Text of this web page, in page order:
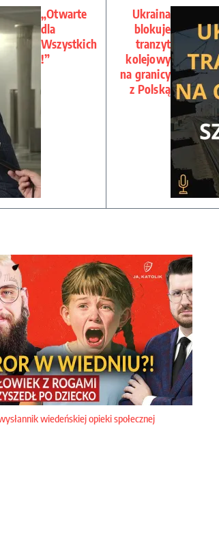
„Otwarte
dla
Wszystkich
!”
Ukraina
blokuje
tranzyt
kolejowy
na granicy
z Polską
wiedeńskiej opieki społecznej